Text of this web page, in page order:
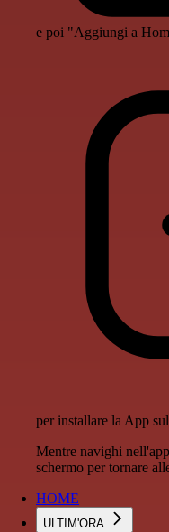
e poi "Aggiungi a
per installare la App
Mentre navighi
schermo per tornare
HOME
ULTIM'ORA